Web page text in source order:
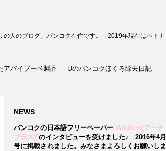
人のブログ。バンコク在住です。→2019年現在はベトナ
アバイブーベ製品
Uのバンコクほくろ除去日記
NEWS
バンコクの日本語フリーペーパー"Arche＋(アーチ
プラス)"のインタビューを受けました♪ 2016年4月
号に掲載されました。みなさまよろしくお願いしま